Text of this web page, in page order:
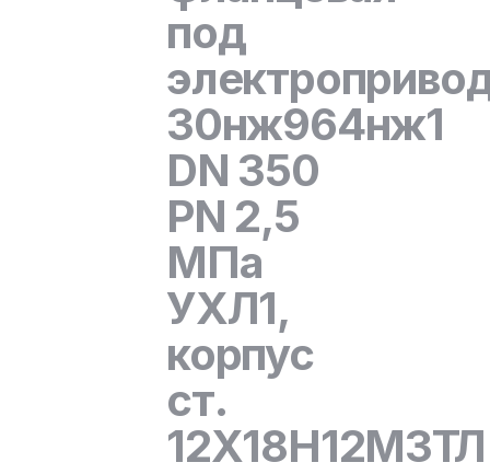
под
30нж964нж1
DN 350
PN 2,5
МПа
УХЛ1,
корпус
ст.
12Х18Н12М3ТЛ